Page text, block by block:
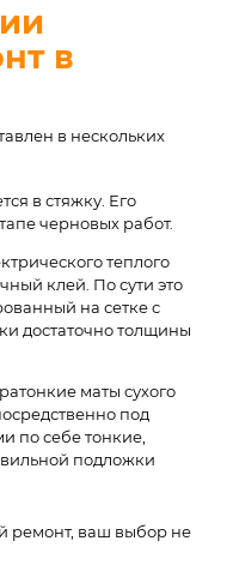
в
в нескольких
в стяжку. Его
черновых работ.
теплого
клей. По сути это
на сетке с
достаточно толщины
маты сухого
под
по себе тонкие,
подложки
ремонт, ваш выбор не